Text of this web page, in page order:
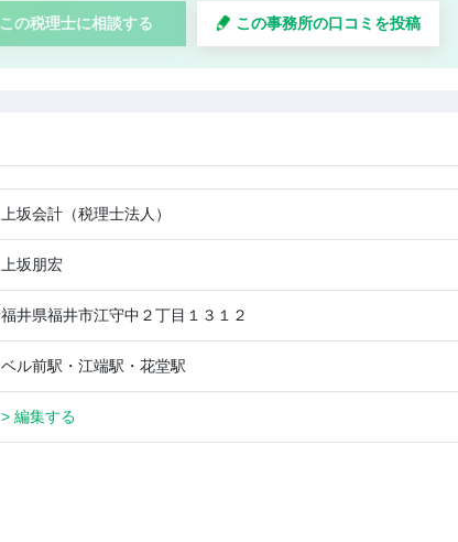
この税理士に相談する この事務所の口コミを投稿
上坂会計（税理士法人）
上坂朋宏
福井県福井市江守中２丁目１３１２
ベル前駅・江端駅・花堂駅
> 編集する